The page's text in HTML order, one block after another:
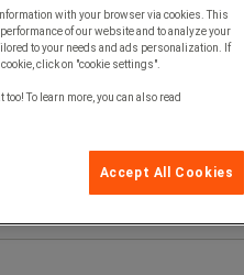
with your browser via cookies. This
of our website and to analyze your
to your needs and ads personalization. If
click on "cookie settings".
To learn more, you can also read
Accept All Cookies